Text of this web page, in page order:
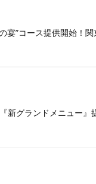
宴”コース提供開始！
新グランドメニュー』